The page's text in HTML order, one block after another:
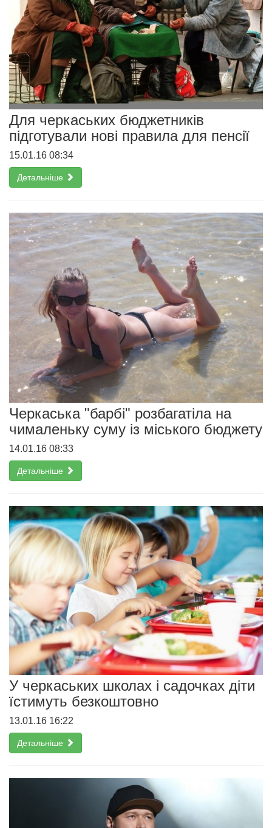
Для черкаських бюджетників
підготували нові правила для пенсії
15.01.16 08:34
Детальніше
Черкаська "барбі" розбагатіла на
чималеньку суму із міського бюджету
14.01.16 08:33
Детальніше
У черкаських школах і садочках діти
їстимуть безкоштовно
13.01.16 16:22
Детальніше